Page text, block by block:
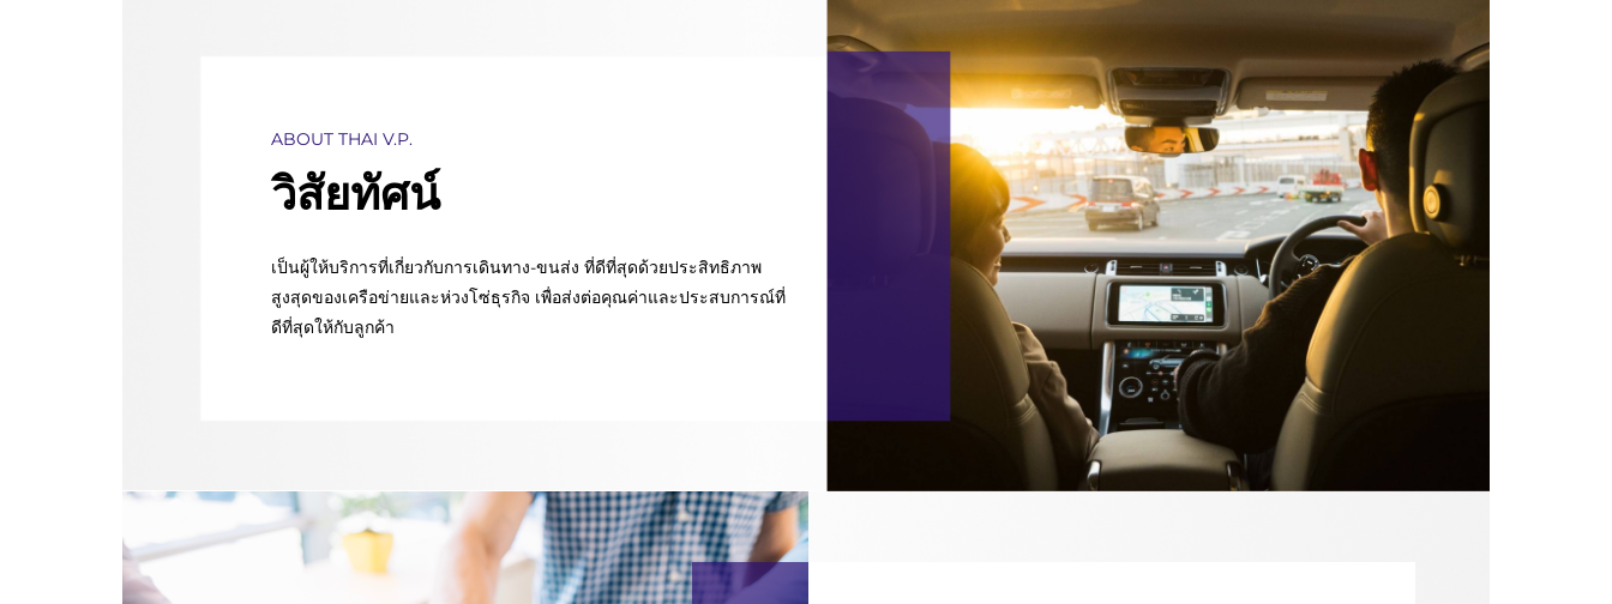
ABOUT THAI V.P.
วิสัยทัศน์
เป็นผู้ให้บริการที่เกี่ยวกับการเดินทาง-ขนส่ง ที่ดีที่สุดด้วยประสิทธิภาพ
สูงสุดของเครือข่ายและห่วงโซ่ธุรกิจ เพื่อส่งต่อคุณค่าและประสบการณ์ที่
ดีที่สุดให้กับลูกค้า